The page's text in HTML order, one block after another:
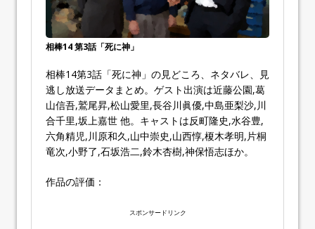
相棒14 第3話「死に神」
相棒14第3話「死に神」の見どころ、ネタバレ、見
逃し放送データまとめ。ゲスト出演は近藤公園,葛
山信吾,鷲尾昇,松山愛里,長谷川眞優,中島亜梨沙,川
合千里,坂上嘉世 他。キャストは反町隆史,水谷豊,
六角精児,川原和久,山中崇史,山西惇,榎木孝明,片桐
竜次,小野了,石坂浩二,鈴木杏樹,神保悟志ほか。
作品の評価：
スポンサードリンク